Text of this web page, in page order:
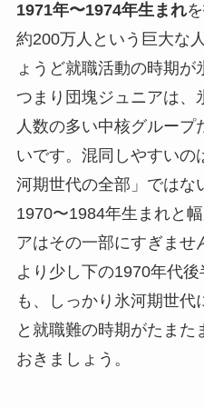
1971年〜1974年生まれ
約200万人という巨大な
ょうど就職活動の時期が
つまり団塊ジュニアは、
人数の多い中核グループ
いです。混同しやすいの
河期世代の全部」ではな
1970〜1984年生まれと
アはその一部にすぎませ
より少し下の1970年代
も、しっかり氷河期世代
と就職難の時期がたまた
おきましょう。